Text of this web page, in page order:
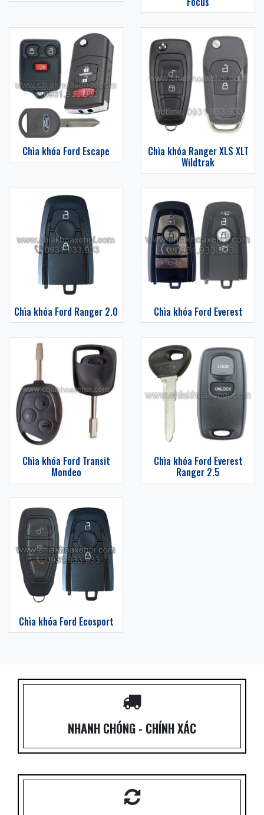
Chìa khóa Ford Escape Chìa khóa Ranger XLS XLT
Wildtrak
Chìa khóa Ford Ranger 2.0 Chìa khóa Ford Everest
Chìa khóa Ford Transit
Mondeo
Chìa khóa Ford Everest
Ranger 2.5
Chìa khóa Ford Ecosport
NHANH CHÓNG - CHÍNH XÁC